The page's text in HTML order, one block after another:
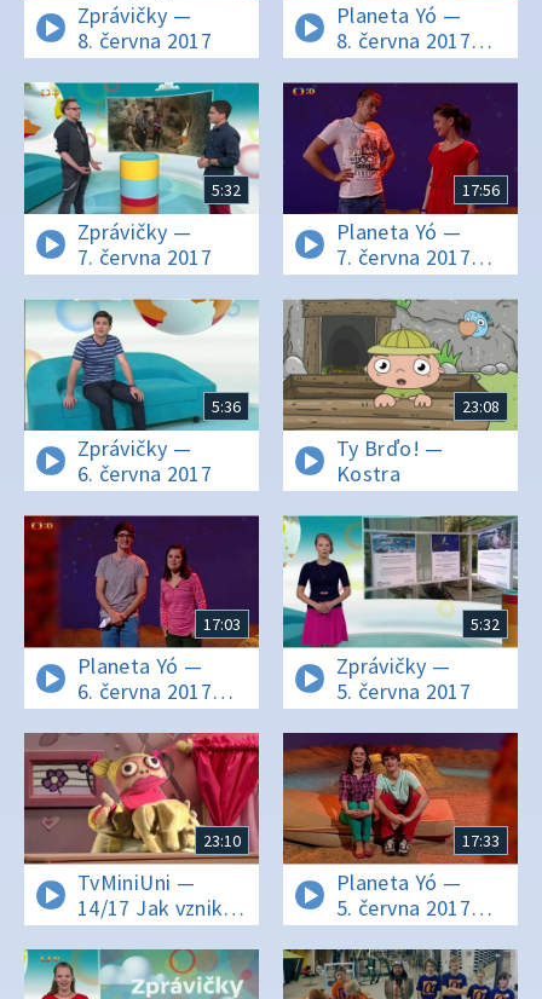
Zprávičky —
8. června 2017
Planeta Yó —
8. června 2017
16:01
5:32
Zprávičky —
7. června 2017
17:56
Planeta Yó —
7. června 2017
16:01
5:36
Zprávičky —
6. června 2017
23:08
Ty Brďo! —
Kostra
17:03
Planeta Yó —
6. června 2017
16:01
5:32
Zprávičky —
5. června 2017
23:10
TvMiniUni —
14/17 Jak vznikli
piráti? Proč má
slon dlouhý
chobot?
17:33
Planeta Yó —
5. června 2017
16:03